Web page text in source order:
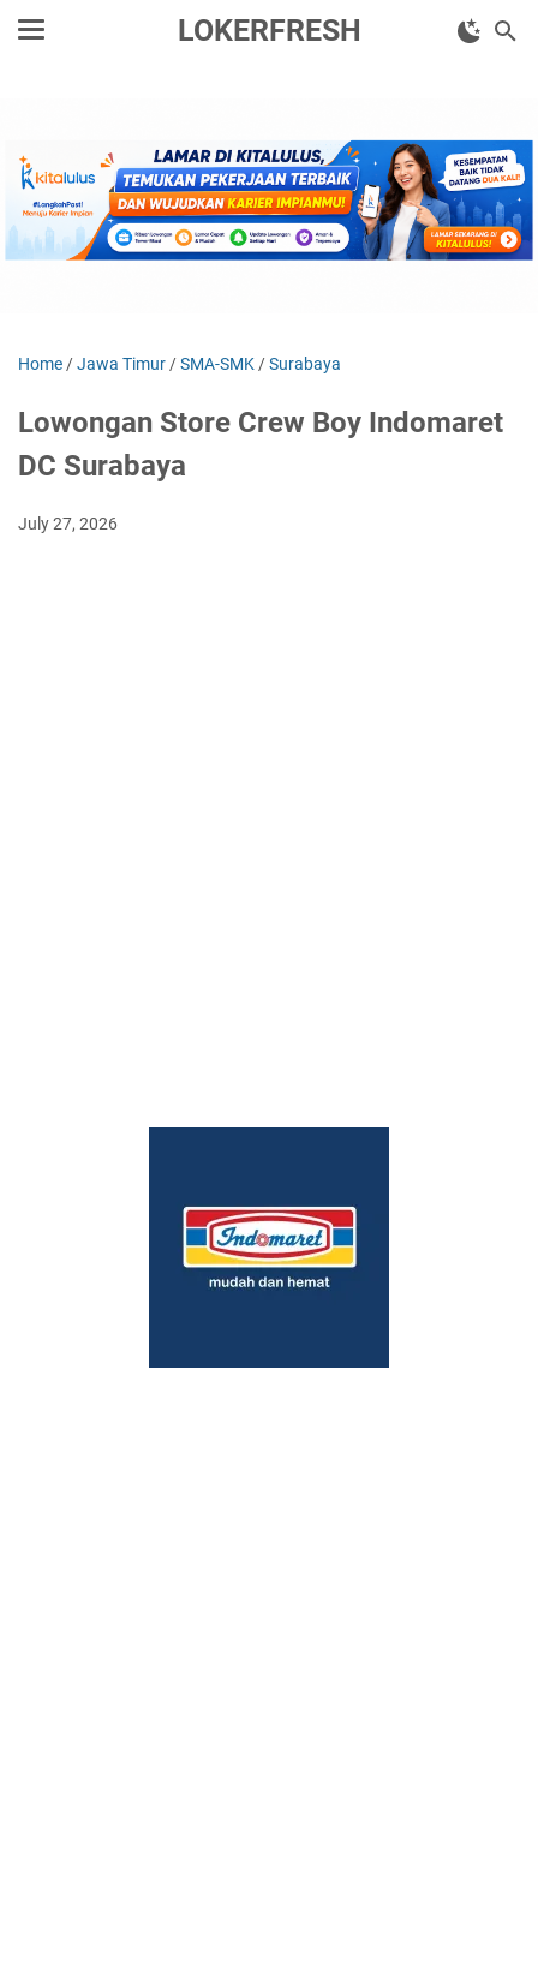
LOKERFRESH
Home /Jawa Timur /SMA-SMK /Surabaya
Lowongan Store Crew Boy Indomaret
DC Surabaya
July 27, 2026